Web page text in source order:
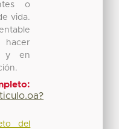
o
vida.
hacer
y en
del